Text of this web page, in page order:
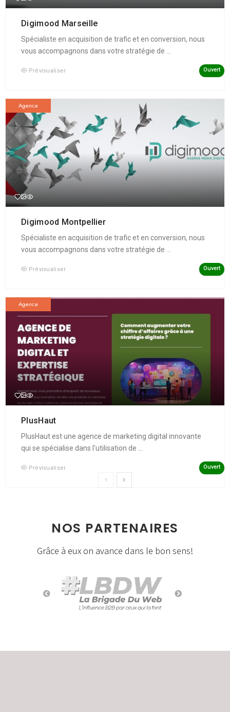
Digimood Marseille
Spécialiste en acquisition de trafic et en conversion, nous
vous accompagnons dans votre stratégie de ...
Prévisualiser Ouvert
Agence
Digimood Montpellier
Spécialiste en acquisition de trafic et en conversion, nous
vous accompagnons dans votre stratégie de ...
Prévisualiser Ouvert
Agence
PlusHaut
PlusHaut est une agence de marketing digital innovante
qui se spécialise dans l'utilisation de ...
Prévisualiser Ouvert
NOS PARTENAIRES
Grâce à eux on avance dans le bon sens!